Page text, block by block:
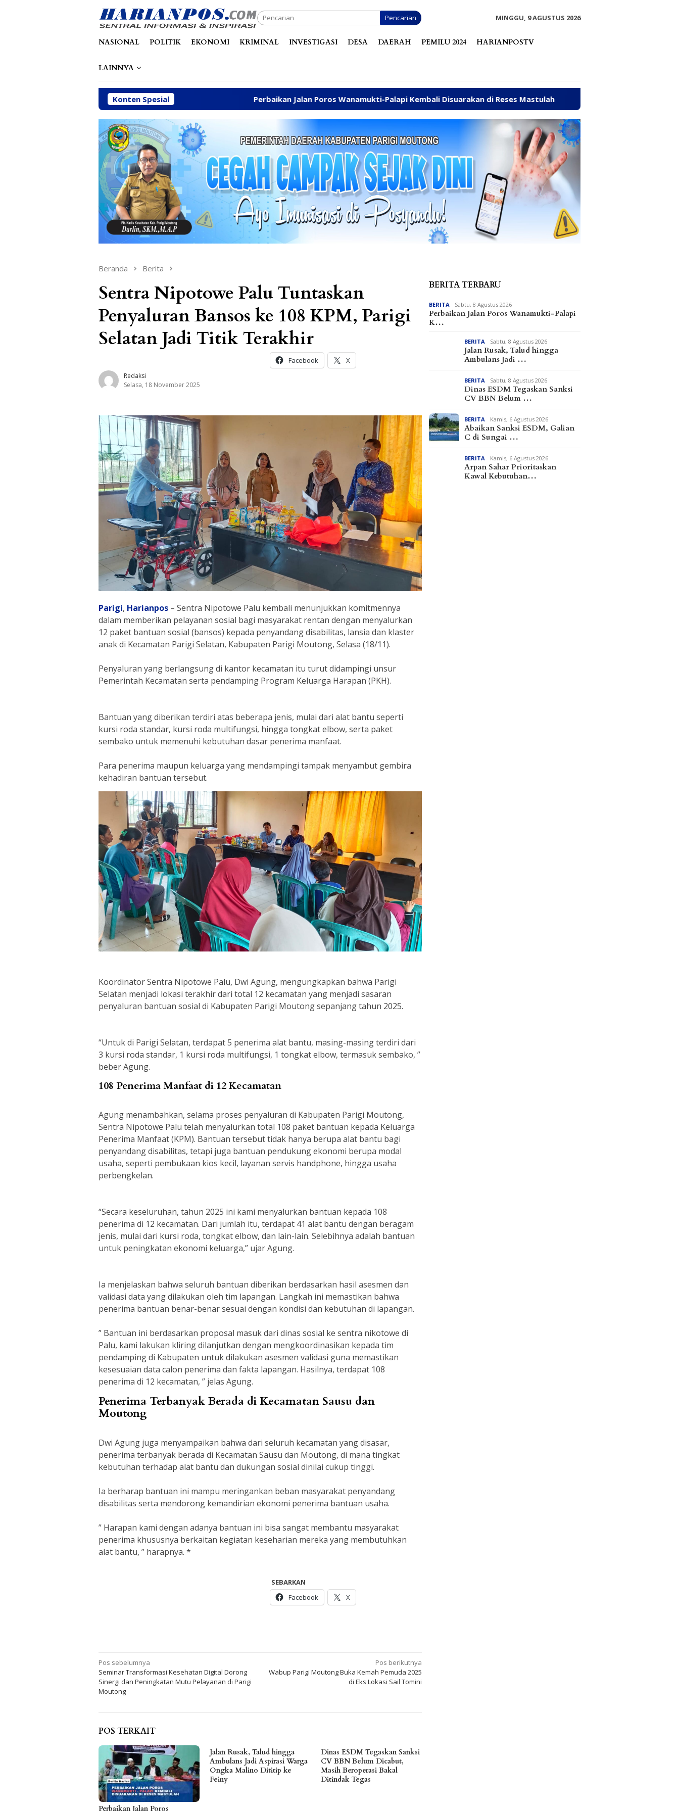
Pencarian MINGGU, 9 AGUSTUS 2026
NASIONAL POLITIK EKONOMI KRIMINAL INVESTIGASI DESA DAERAH PEMILU 2024 HARIANPOSTV
LAINNYA
Konten Spesial Perbaikan Jalan Poros Wanamukti-Palapi Kembali Disuarakan di Reses Mastulah Jalan Rusak, Talud hingga Ambulans Jadi
Beranda Berita
Sentra Nipotowe Palu Tuntaskan
Penyaluran Bansos ke 108 KPM, Parigi
Selatan Jadi Titik Terakhir
Redaksi
Selasa, 18 November 2025
Facebook X
Parigi, Harianpos – Sentra Nipotowe Palu kembali menunjukkan komitmennya
dalam memberikan pelayanan sosial bagi masyarakat rentan dengan menyalurkan
12 paket bantuan sosial (bansos) kepada penyandang disabilitas, lansia dan klaster
anak di Kecamatan Parigi Selatan, Kabupaten Parigi Moutong, Selasa (18/11).
Penyaluran yang berlangsung di kantor kecamatan itu turut didampingi unsur
Pemerintah Kecamatan serta pendamping Program Keluarga Harapan (PKH).
Bantuan yang diberikan terdiri atas beberapa jenis, mulai dari alat bantu seperti
kursi roda standar, kursi roda multifungsi, hingga tongkat elbow, serta paket
sembako untuk memenuhi kebutuhan dasar penerima manfaat.
Para penerima maupun keluarga yang mendampingi tampak menyambut gembira
kehadiran bantuan tersebut.
Koordinator Sentra Nipotowe Palu, Dwi Agung, mengungkapkan bahwa Parigi
Selatan menjadi lokasi terakhir dari total 12 kecamatan yang menjadi sasaran
penyaluran bantuan sosial di Kabupaten Parigi Moutong sepanjang tahun 2025.
“Untuk di Parigi Selatan, terdapat 5 penerima alat bantu, masing-masing terdiri dari
3 kursi roda standar, 1 kursi roda multifungsi, 1 tongkat elbow, termasuk sembako, ”
beber Agung.
108 Penerima Manfaat di 12 Kecamatan
Agung menambahkan, selama proses penyaluran di Kabupaten Parigi Moutong,
Sentra Nipotowe Palu telah menyalurkan total 108 paket bantuan kepada Keluarga
Penerima Manfaat (KPM). Bantuan tersebut tidak hanya berupa alat bantu bagi
penyandang disabilitas, tetapi juga bantuan pendukung ekonomi berupa modal
usaha, seperti pembukaan kios kecil, layanan servis handphone, hingga usaha
perbengkelan.
“Secara keseluruhan, tahun 2025 ini kami menyalurkan bantuan kepada 108
penerima di 12 kecamatan. Dari jumlah itu, terdapat 41 alat bantu dengan beragam
jenis, mulai dari kursi roda, tongkat elbow, dan lain-lain. Selebihnya adalah bantuan
untuk peningkatan ekonomi keluarga,” ujar Agung.
Ia menjelaskan bahwa seluruh bantuan diberikan berdasarkan hasil asesmen dan
validasi data yang dilakukan oleh tim lapangan. Langkah ini memastikan bahwa
penerima bantuan benar-benar sesuai dengan kondisi dan kebutuhan di lapangan.
” Bantuan ini berdasarkan proposal masuk dari dinas sosial ke sentra nikotowe di
Palu, kami lakukan kliring dilanjutkan dengan mengkoordinasikan kepada tim
pendamping di Kabupaten untuk dilakukan asesmen validasi guna memastikan
kesesuaian data calon penerima dan fakta lapangan. Hasilnya, terdapat 108
penerima di 12 kecamatan, ” jelas Agung.
Penerima Terbanyak Berada di Kecamatan Sausu dan
Moutong
Dwi Agung juga menyampaikan bahwa dari seluruh kecamatan yang disasar,
penerima terbanyak berada di Kecamatan Sausu dan Moutong, di mana tingkat
kebutuhan terhadap alat bantu dan dukungan sosial dinilai cukup tinggi.
Ia berharap bantuan ini mampu meringankan beban masyarakat penyandang
disabilitas serta mendorong kemandirian ekonomi penerima bantuan usaha.
” Harapan kami dengan adanya bantuan ini bisa sangat membantu masyarakat
penerima khususnya berkaitan kegiatan keseharian mereka yang membutuhkan
alat bantu, ” harapnya. *
SEBARKAN
Facebook
X
Navigasi
pos
Pos sebelumnya
Seminar Transformasi Kesehatan Digital Dorong
Sinergi dan Peningkatan Mutu Pelayanan di Parigi
Moutong
Pos berikutnya
Wabup Parigi Moutong Buka Kemah Pemuda 2025
di Eks Lokasi Sail Tomini
POS TERKAIT
Perbaikan Jalan Poros
Jalan Rusak, Talud hingga
Ambulans Jadi Aspirasi Warga
Ongka Malino Dititip ke
Feiny
Dinas ESDM Tegaskan Sanksi
CV BBN Belum Dicabut,
Masih Beroperasi Bakal
Ditindak Tegas
BERITA TERBARU
BERITA Sabtu, 8 Agustus 2026
Perbaikan Jalan Poros Wanamukti-Palapi
K…
BERITA Sabtu, 8 Agustus 2026
Jalan Rusak, Talud hingga
Ambulans Jadi …
BERITA Sabtu, 8 Agustus 2026
Dinas ESDM Tegaskan Sanksi
CV BBN Belum …
BERITA Kamis, 6 Agustus 2026
Abaikan Sanksi ESDM, Galian
C di Sungai …
BERITA Kamis, 6 Agustus 2026
Arpan Sahar Prioritaskan
Kawal Kebutuhan…